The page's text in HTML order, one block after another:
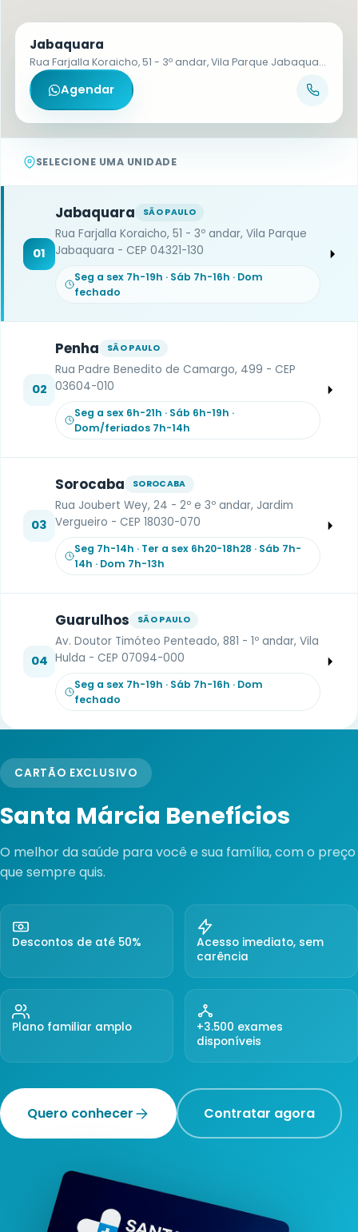
SELECIONE UMA UNIDADE
01
Jabaquara SÃO PAULO
Rua Farjalla Koraicho, 51 - 3º andar, Vila Parque
Jabaquara - CEP 04321-130
Seg a sex 7h-19h · Sáb 7h-16h · Dom
fechado
02
Penha SÃO PAULO
Rua Padre Benedito de Camargo, 499 - CEP
03604-010
Seg a sex 6h-21h · Sáb 6h-19h ·
Dom/feriados 7h-14h
03
Sorocaba SOROCABA
Rua Joubert Wey, 24 - 2º e 3º andar, Jardim
Vergueiro - CEP 18030-070
Seg 7h-14h · Ter a sex 6h20-18h28 · Sáb 7h-
14h · Dom 7h-13h
04
Guarulhos SÃO PAULO
Av. Doutor Timóteo Penteado, 881 - 1º andar, Vila
Hulda - CEP 07094-000
Seg a sex 7h-19h · Sáb 7h-16h · Dom
fechado
Jabaquara
Rua Farjalla Koraicho, 51 - 3º andar, Vila Parque Jabaquara - CEP 04321-130
Agendar
CARTÃO EXCLUSIVO
Santa Márcia Benefícios
O melhor da saúde para você e sua família, com o preço
que sempre quis.
Descontos de até 50%
Acesso imediato, sem
carência
Plano familiar amplo
+3.500 exames
disponíveis
Quero conhecer Contratar agora